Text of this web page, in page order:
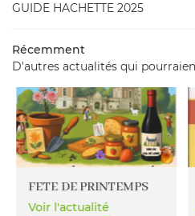
domaine
Nos vins
images
Avis
Contact
GUIDE HACHETTE 2025
Récemment
D'autres actualités qui
FETE DE PRINTEMPS
Voir l'actualité